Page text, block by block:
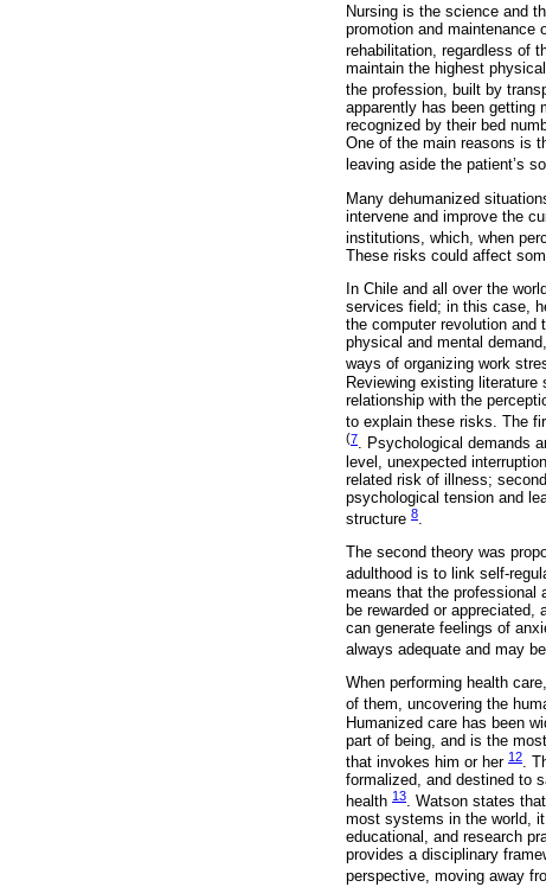
Nursing is the science and
promotion and maintenance
rehabilitation, regardless of
maintain the highest
the profession, built by
apparently has been getting
recognized by their bed
One of the main reasons is
leaving aside the patient’s
Many dehumanized
intervene and improve the
institutions, which, when
These risks could affect
In Chile and all over the
services field; in this case,
the computer revolution and
physical and mental
ways of organizing work
Reviewing existing
relationship with the
to explain these risks. The
(7. Psychological demands
level, unexpected
related risk of illness;
psychological tension and
structure 8.
The second theory was
adulthood is to link self-
means that the professional
be rewarded or appreciated,
can generate feelings of
always adequate and may
When performing health
of them, uncovering the
Humanized care has been
part of being, and is the
that invokes him or her 12
.
formalized, and destined to
health 13. Watson states
most systems in the world,
educational, and research
provides a disciplinary
perspective, moving away